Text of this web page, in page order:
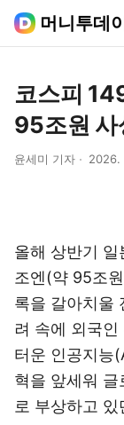
머니투데
코스피
95조원 사
윤세미 기자 2026.
올해 상반기
조엔(약 95조
록을 갈아치울
려 속에 외국
터운 인공지능
혁을 앞세워 글
로 부상하고 있